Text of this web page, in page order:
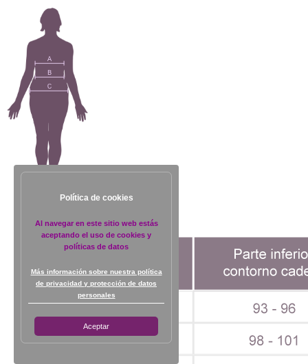
Política de cookies
Al navegar en este sitio web estás
aceptando el uso de cookies y
políticas de datos
Más información sobre nuestra política
de privacidad y protección de datos
personales
Aceptar